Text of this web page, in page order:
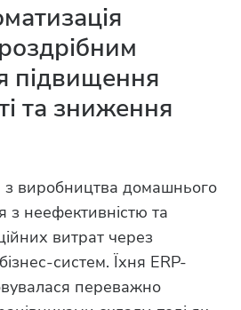
підвищення
та зниження
з виробництва домашнього
з неефективністю та
витрат через
систем. Їхня ERP-
переважно